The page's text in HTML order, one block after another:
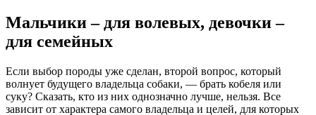
Мальчики – для волевых, девочки –
для семейных
Если выбор породы уже сделан, второй вопрос, который
волнует будущего владельца собаки, — брать кобеля или
суку? Сказать, кто из них однозначно лучше, нельзя. Все
зависит от характера самого владельца и целей, для которых